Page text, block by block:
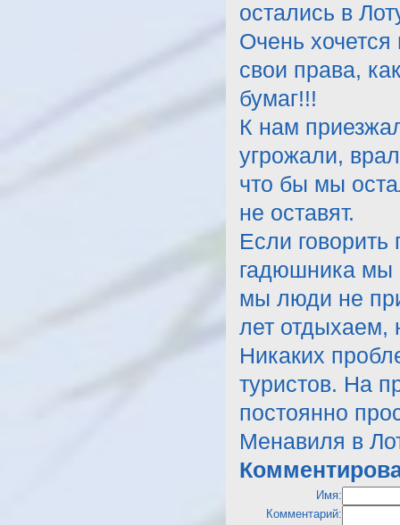
остались в
Очень хочется
свои права,
бумаг!!!
К нам
угрожали,
что бы мы
не оставят.
Если говорить
гадюшника мы
мы люди не
лет отдыхаем,
Никаких
туристов. На
постоянно
Менавиля в
Имя:
Комментарий: